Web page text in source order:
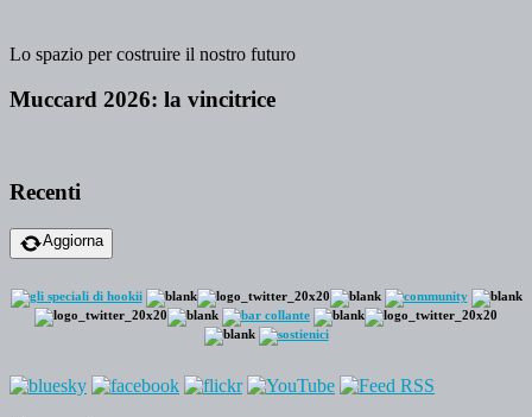
Lo spazio per costruire il nostro futuro
Muccard 2026: la vincitrice
Recenti
Aggiorna